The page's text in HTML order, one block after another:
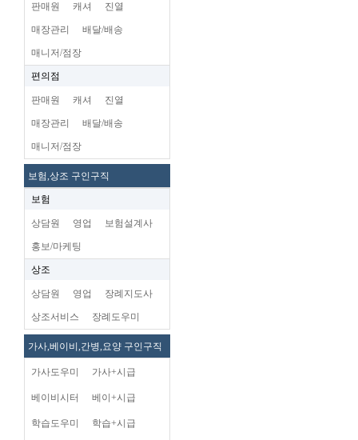
판매원 캐셔 진열
매장관리 배달/배송
매니저/점장
편의점
판매원 캐셔 진열
매장관리 배달/배송
매니저/점장
보험,상조 구인구직
보험
상담원 영업 보험설계사
홍보/마케팅
상조
상담원 영업 장례지도사
상조서비스 장례도우미
가사,베이비,간병,요양 구인구직
가사도우미 가사+시급
베이비시터 베이+시급
학습도우미 학습+시급